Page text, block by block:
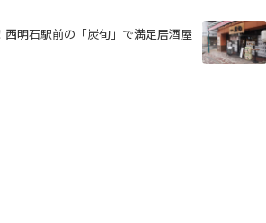
西明石駅前の「炭旬」で満足居酒屋